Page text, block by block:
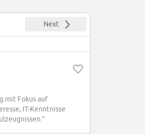
Next
mit Fokus auf
IT-Kenntnisse